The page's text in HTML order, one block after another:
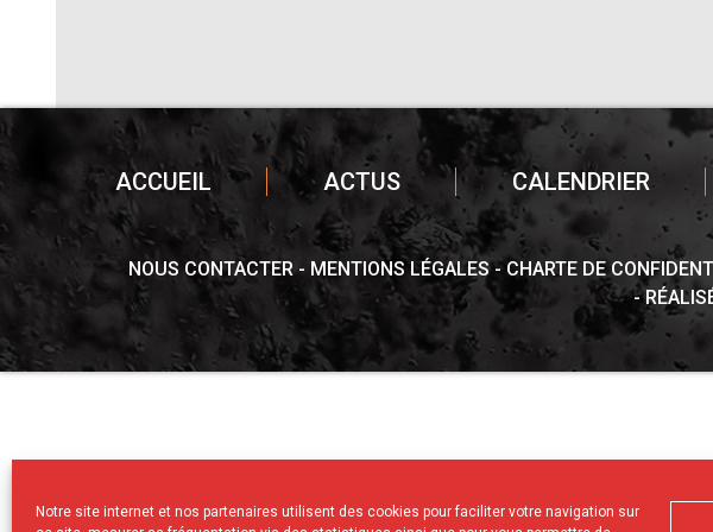
Notre site internet et nos partenaires utilisent des cookies pour faciliter votre navigation sur
ACCUEIL ACTUS CALENDRIER
NOUS CONTACTER MENTIONS LÉGALES CHARTE DE